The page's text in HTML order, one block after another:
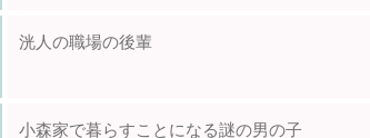
洸人の職場の後輩
小森家で暮らすことになる謎の男の子